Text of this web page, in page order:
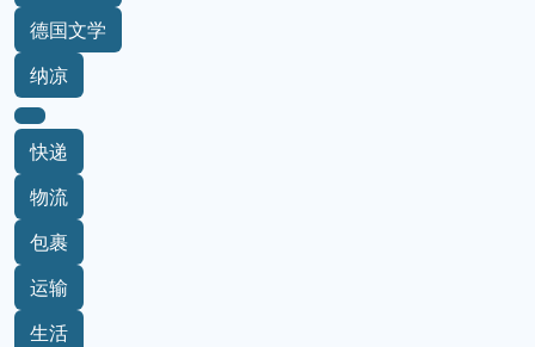
德国文学
纳凉
快递
物流
包裹
运输
生活